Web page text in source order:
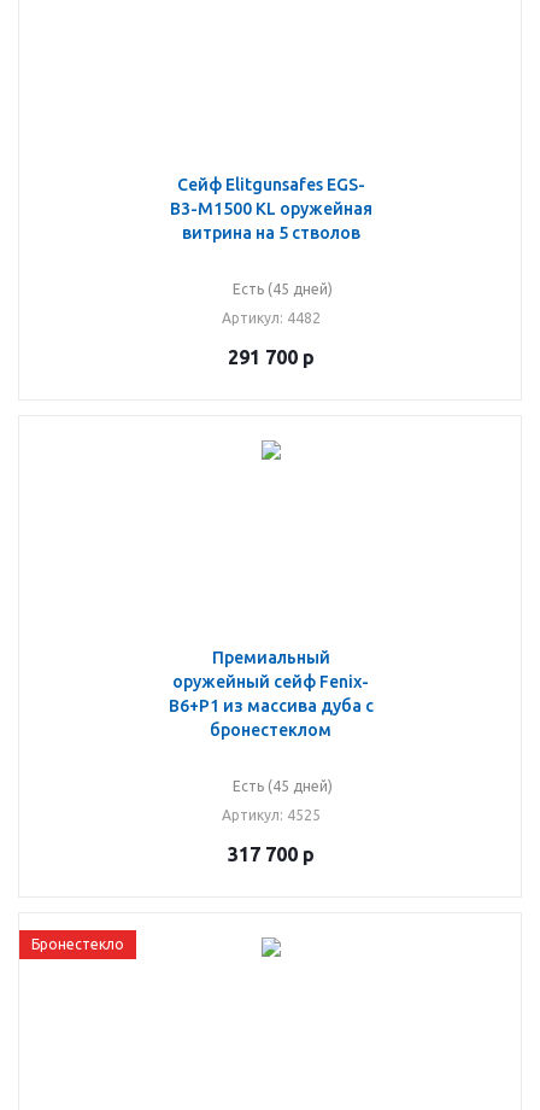
Сейф Elitgunsafes EGS-
B3-M1500 KL оружейная
витрина на 5 стволов
Есть (45 дней)
Артикул: 4482
291 700р
Премиальный
оружейный сейф Fenix-
B6+P1 из массива дуба с
бронестеклом
Есть (45 дней)
Артикул: 4525
317 700р
Бронестекло